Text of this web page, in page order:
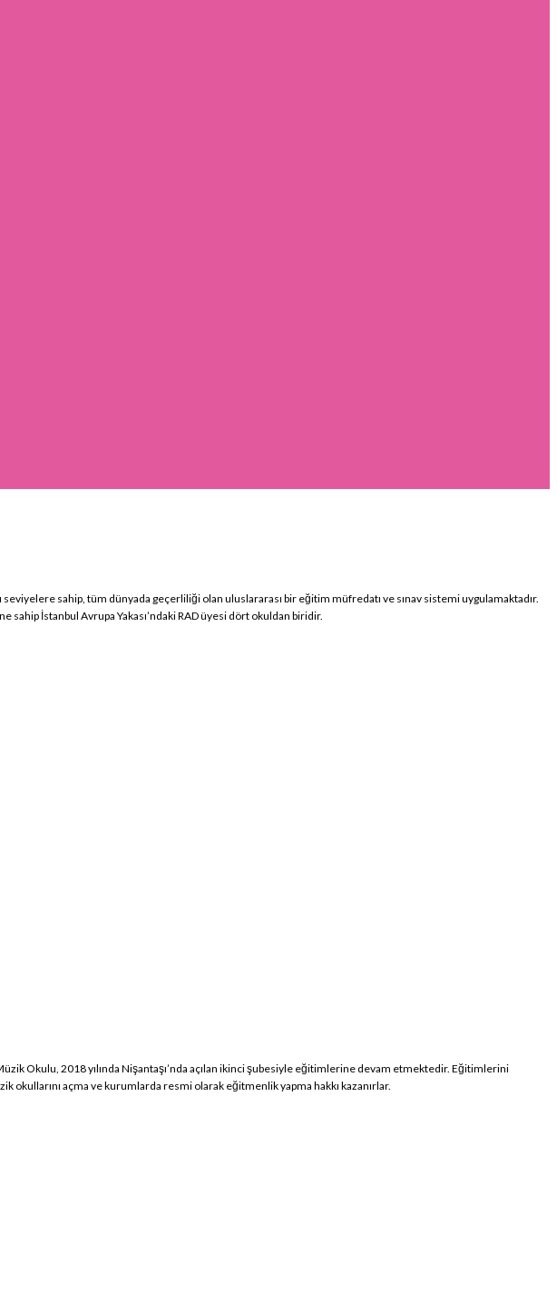
sahip, tüm dünyada geçerliliği olan uluslararası bir eğitim müfredatı ve sınav sistemi uygulamaktadır.
sahip İstanbul Avrupa Yakası’ndaki RAD üyesi dört okuldan biridir.
Okulu, 2018 yılında Nişantaşı’nda açılan ikinci şubesiyle eğitimlerine devam etmektedir. Eğitimlerini
okullarını açma ve kurumlarda resmi olarak eğitmenlik yapma hakkı kazanırlar.